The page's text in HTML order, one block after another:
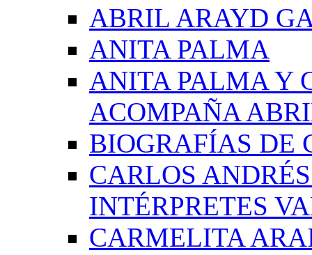
ABRIL ARAYD
ANITA PALMA
ANITA PALMA Y
ACOMPAÑA
BIOGRAFÍAS DE
CARLOS
INTÉRPRETES
CARMELITA